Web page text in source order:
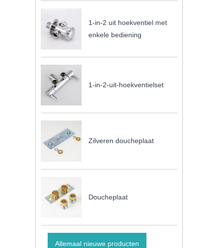
1-in-2 uit hoekventiel met
enkele bediening
1-in-2-uit-hoekventielset
Zilveren doucheplaat
Doucheplaat
Allemaal nieuwe producten